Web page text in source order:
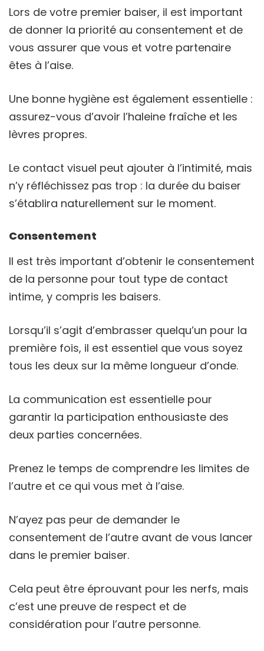
Lors de votre premier baiser, il est important
de donner la priorité au consentement et de
vous assurer que vous et votre partenaire
êtes à l’aise.
Une bonne hygiène est également essentielle :
assurez-vous d’avoir l’haleine fraîche et les
lèvres propres.
Le contact visuel peut ajouter à l’intimité, mais
n’y réfléchissez pas trop : la durée du baiser
s’établira naturellement sur le moment.
Consentement
Il est très important d’obtenir le consentement
de la personne pour tout type de contact
intime, y compris les baisers.
Lorsqu’il s’agit d’embrasser quelqu’un pour la
première fois, il est essentiel que vous soyez
tous les deux sur la même longueur d’onde.
La communication est essentielle pour
garantir la participation enthousiaste des
deux parties concernées.
Prenez le temps de comprendre les limites de
l’autre et ce qui vous met à l’aise.
N’ayez pas peur de demander le
consentement de l’autre avant de vous lancer
dans le premier baiser.
Cela peut être éprouvant pour les nerfs, mais
c’est une preuve de respect et de
considération pour l’autre personne.